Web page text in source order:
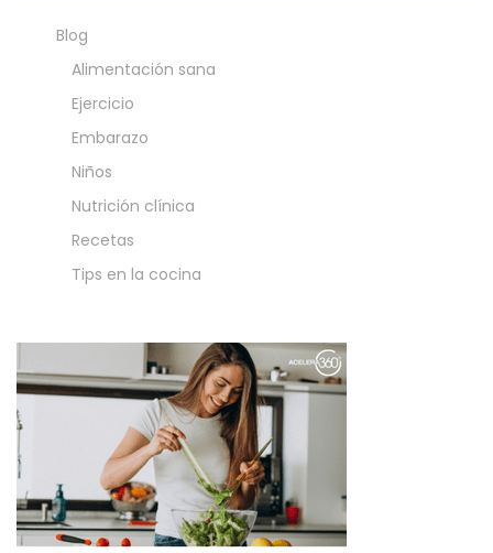
Blog
Alimentación sana
Ejercicio
Embarazo
Niños
Nutrición clínica
Recetas
Tips en la cocina